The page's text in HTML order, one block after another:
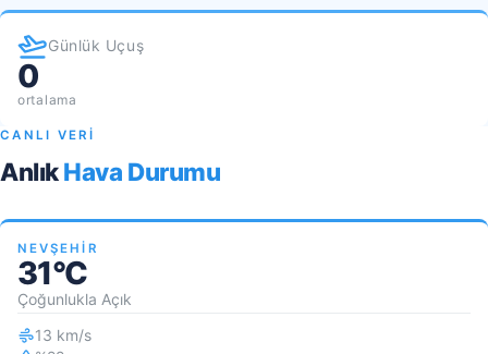
Günlük Uçuş
0
ortalama
CANLI VERİ
AnlıkHava Durumu
NEVŞEHIR
31°C
Çoğunlukla Açık
13 km/s